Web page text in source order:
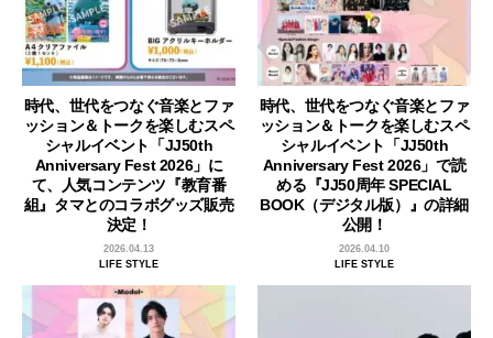
時代、世代をつなぐ音楽とファ
ッション＆トークを楽しむスペ
シャルイベント「JJ50th
Anniversary Fest 2026」に
て、人気コンテンツ『教育番
組』タマとのコラボグッズ販売
決定！
2026.04.13
LIFE STYLE
時代、世代をつなぐ音楽とファ
ッション＆トークを楽しむスペ
シャルイベント「JJ50th
Anniversary Fest 2026」で読
める『JJ50周年 SPECIAL
BOOK（デジタル版）』の詳細
公開！
2026.04.10
LIFE STYLE